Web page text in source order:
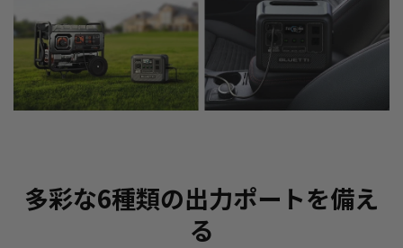
多彩な6種類の出力ポートを備え
る